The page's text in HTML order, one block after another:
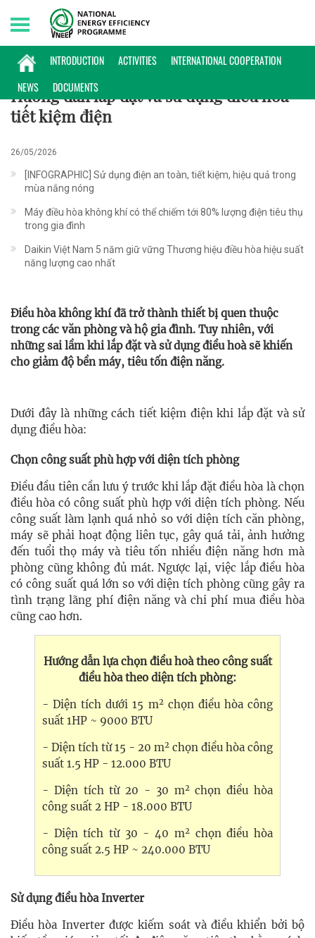
INTRODUCTION ACTIVITIES
INTERNATIONAL COOPERATION
NEWS
DOCUMENTS
Thursday, 06/08/2026 | 23:01 GMT+7
MẸO HỮU ÍCH
Hướng dẫn lắp đặt và sử dụng điều hòa
tiết kiệm điện
26/05/2026
[INFOGRAPHIC] Sử dụng điện an toàn, tiết kiệm, hiệu quả trong
mùa nắng nóng
Máy điều hòa không khí có thể chiếm tới 80% lượng điện tiêu thụ
trong gia đình
Daikin Việt Nam 5 năm giữ vững Thương hiệu điều hòa hiệu suất
năng lượng cao nhất
Điều hòa không khí đã trở thành thiết bị quen thuộc
trong các văn phòng và hộ gia đình. Tuy nhiên, với
những sai lầm khi lắp đặt và sử dụng điều hoà sẽ khiến
cho giảm độ bền máy, tiêu tốn điện năng.
Dưới đây là những cách tiết kiệm điện khi lắp đặt và sử
dụng điều hòa:
Chọn công suất phù hợp với diện tích phòng
Điều đầu tiên cần lưu ý trước khi lắp đặt điều hòa là chọn
điều hòa có công suất phù hợp với diện tích phòng. Nếu
công suất làm lạnh quá nhỏ so với diện tích căn phòng,
máy sẽ phải hoạt động liên tục, gây quá tải, ảnh hưởng
đến tuổi thọ máy và tiêu tốn nhiều điện năng hơn mà
phòng cũng không đủ mát. Ngược lại, việc lắp điều hòa
có công suất quá lớn so với diện tích phòng cũng gây ra
tình trạng lãng phí điện năng và chi phí mua điều hòa
cũng cao hơn.
Hướng dẫn lựa chọn điều hoà theo công suất
điều hòa theo diện tích phòng:
- Diện tích dưới 15 m2chọn điều hòa công
suất 1HP ~ 9000 BTU
- Diện tích từ 15 - 20 m2 chọn điều hòa công
suất 1.5 HP - 12.000 BTU
- Diện tích từ 20 - 30 m2chọn điều hòa
công suất 2 HP - 18.000 BTU
- Diện tích từ 30 - 40 m2chọn điều hòa
công suất 2.5 HP ~ 240.000 BTU
Sử dụng điều hòa Inverter
Điều hòa Inverter được kiếm soát và điều khiển bởi bộ